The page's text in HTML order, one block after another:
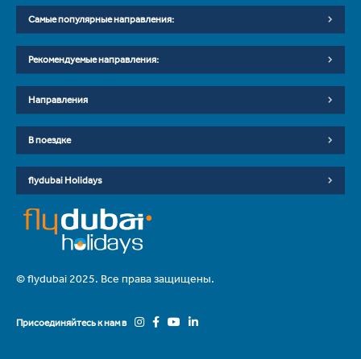
Самые популярные направления:
Рекомендуемые направления:
Направления
В поездке
flydubai Holidays
© flydubai 2025. Все права защищены.
Присоединяйтесь к нам в